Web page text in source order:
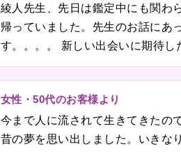
綾人先生、先日は鑑定中にも関わ
帰っていました。先生のお話にあ
す。。。。 新しい出会いに期待
女性・50代のお客様より
今まで人に流されて生きてきたの
昔の夢を思い出しました。いきな